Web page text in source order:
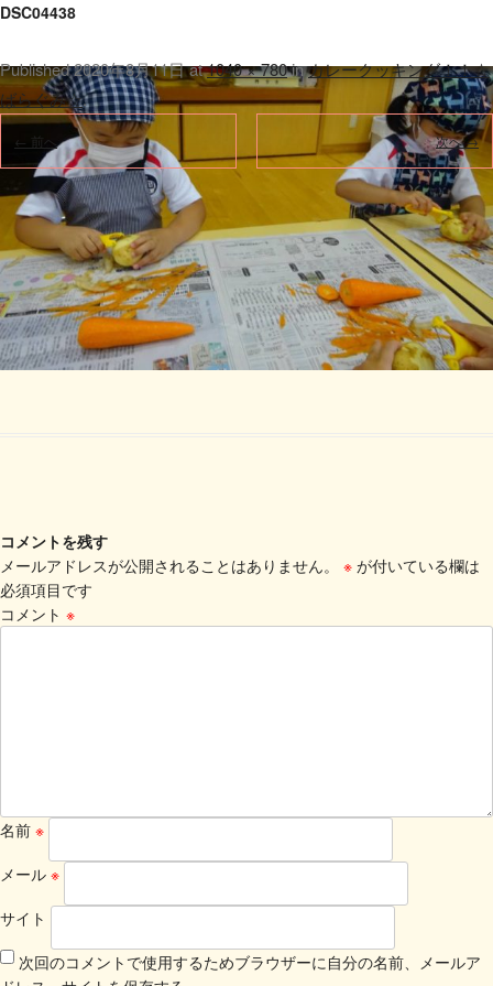
DSC04438
Published2020年8月11日at1040 × 780inカレークッキング！！☆
ばらぐみ☆.
← 前へ 次へ →
コメントを残す
メールアドレスが公開されることはありません。
※ が付いている欄は
必須項目です
コメント ※
名前 ※
メール ※
サイト
次回のコメントで使用するためブラウザーに自分の名前、メールア